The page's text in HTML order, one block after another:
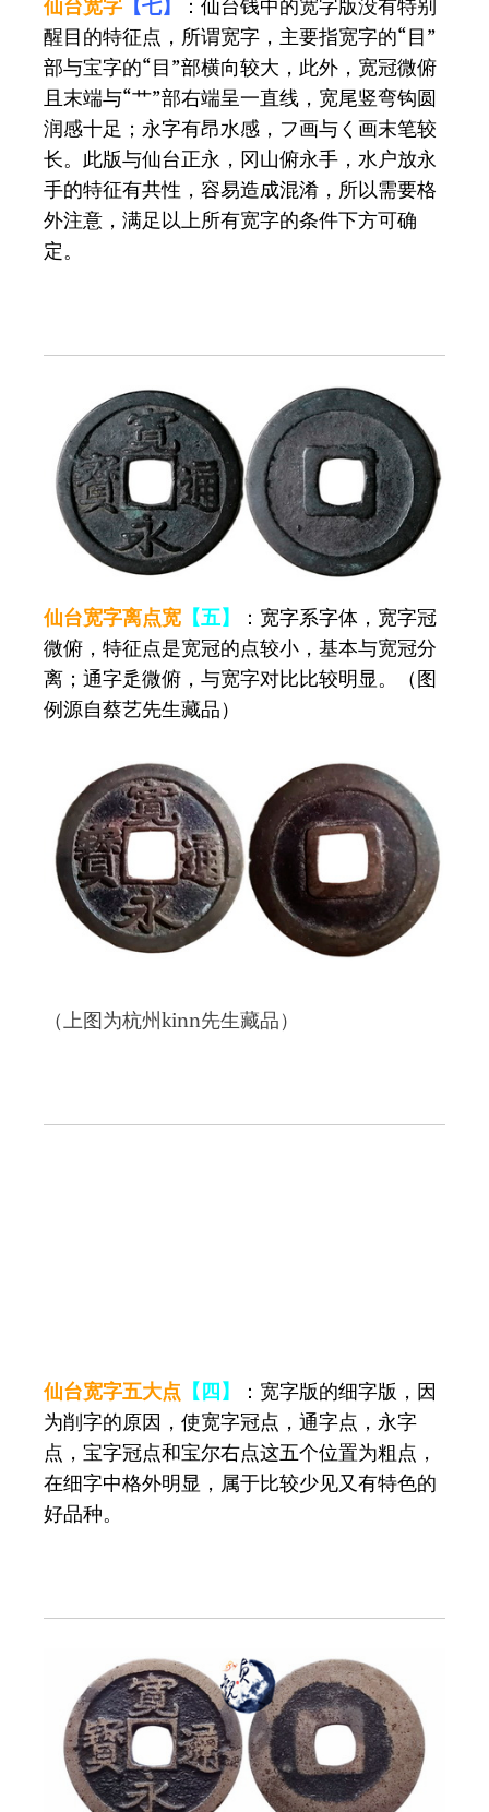
仙台宽字 【七】
：仙台钱中的宽字版没有特别
醒目的特征点，所谓宽字，主要指宽字的“目”
部与宝字的“目”部横向较大，此外，宽冠微俯
且末端与“艹”部右端呈一直线，宽尾竖弯钩圆
润感十足；永字有昂水感，フ画与く画末笔较
长。此版与仙台正永，冈山俯永手，水户放永
手的特征有共性，容易造成混淆，所以需要格
外注意，满足以上所有宽字的条件下方可确
定。
仙台宽字离点宽 【五】
：宽字系字体，宽字冠
微俯，特征点是宽冠的点较小，基本与宽冠分
离；通字辵微俯，与宽字对比比较明显。（图
例源自蔡艺先生藏品）
（上图为杭州kinn先生藏品）
仙台宽字五大点 【四】
：宽字版的细字版，因
为削字的原因，使宽字冠点，通字点，永字
点，宝字冠点和宝尔右点这五个位置为粗点，
在细字中格外明显，属于比较少见又有特色的
好品种。